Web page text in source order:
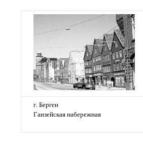
г. Берген
Ганзейская набережная